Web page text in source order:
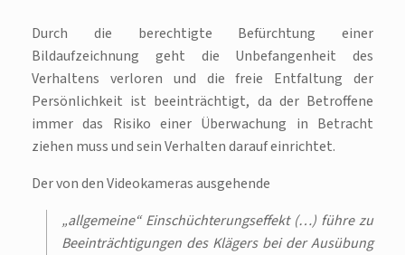
Durch die berechtigte Befürchtung einer
Bildaufzeichnung geht die Unbefangenheit des
Verhaltens verloren und die freie Entfaltung der
Persönlichkeit ist beeinträchtigt, da der Betroffene
immer das Risiko einer Überwachung in Betracht
ziehen muss und sein Verhalten darauf einrichtet.
Der von den Videokameras ausgehende
„allgemeine“ Einschüchterungseffekt (…) führe zu
Beeinträchtigungen des Klägers bei der Ausübung